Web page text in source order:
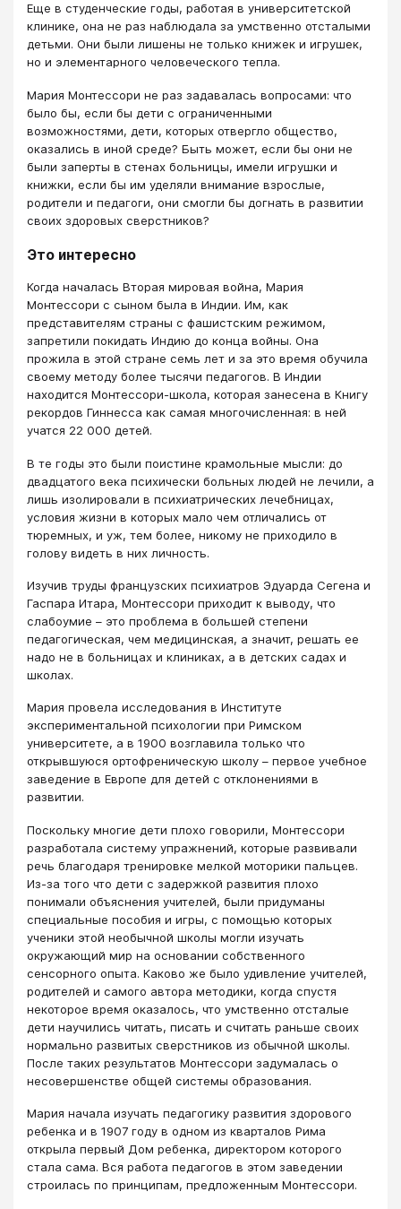
Еще в студенческие годы, работая в университетской
клинике, она не раз наблюдала за умственно отсталыми
детьми. Они были лишены не только книжек и игрушек,
но и элементарного человеческого тепла.
Мария Монтессори не раз задавалась вопросами: что
было бы, если бы дети с ограниченными
возможностями, дети, которых отвергло общество,
оказались в иной среде? Быть может, если бы они не
были заперты в стенах больницы, имели игрушки и
книжки, если бы им уделяли внимание взрослые,
родители и педагоги, они смогли бы догнать в развитии
своих здоровых сверстников?
Это интересно
Когда началась Вторая мировая война, Мария
Монтессори с сыном была в Индии. Им, как
представителям страны с фашистским режимом,
запретили покидать Индию до конца войны. Она
прожила в этой стране семь лет и за это время обучила
своему методу более тысячи педагогов. В Индии
находится Монтессори-школа, которая занесена в Книгу
рекордов Гиннесса как самая многочисленная: в ней
учатся 22 000 детей.
В те годы это были поистине крамольные мысли: до
двадцатого века психически больных людей не лечили, а
лишь изолировали в психиатрических лечебницах,
условия жизни в которых мало чем отличались от
тюремных, и уж, тем более, никому не приходило в
голову видеть в них личность.
Изучив труды французских психиатров Эдуарда Сегена и
Гаспара Итара, Монтессори приходит к выводу, что
слабоумие – это проблема в большей степени
педагогическая, чем медицинская, а значит, решать ее
надо не в больницах и клиниках, а в детских садах и
школах.
Мария провела исследования в Институте
экспериментальной психологии при Римском
университете, а в 1900 возглавила только что
открывшуюся ортофреническую школу – первое учебное
заведение в Европе для детей с отклонениями в
развитии.
Поскольку многие дети плохо говорили, Монтессори
разработала систему упражнений, которые развивали
речь благодаря тренировке мелкой моторики пальцев.
Из-за того что дети с задержкой развития плохо
понимали объяснения учителей, были придуманы
специальные пособия и игры, с помощью которых
ученики этой необычной школы могли изучать
окружающий мир на основании собственного
сенсорного опыта. Каково же было удивление учителей,
родителей и самого автора методики, когда спустя
некоторое время оказалось, что умственно отсталые
дети научились читать, писать и считать раньше своих
нормально развитых сверстников из обычной школы.
После таких результатов Монтессори задумалась о
несовершенстве общей системы образования.
Мария начала изучать педагогику развития здорового
ребенка и в 1907 году в одном из кварталов Рима
открыла первый Дом ребенка, директором которого
стала сама. Вся работа педагогов в этом заведении
строилась по принципам, предложенным Монтессори.